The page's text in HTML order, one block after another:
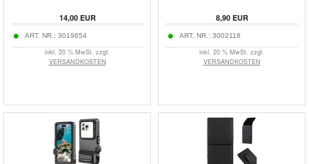
14,00EUR
ART. NR.: 3019654
inkl. 20 % MwSt. zzgl.
VERSANDKOSTEN
8,90EUR
ART. NR.: 3002118
inkl. 20 % MwSt. zzgl.
VERSANDKOSTEN